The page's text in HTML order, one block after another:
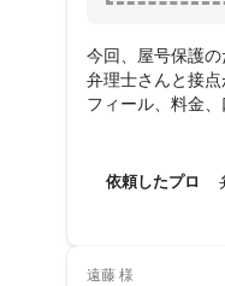
今回、屋号保護
弁理士さんと接
フィール、料金
切にご助言をい
依頼したプロ
遠藤 様